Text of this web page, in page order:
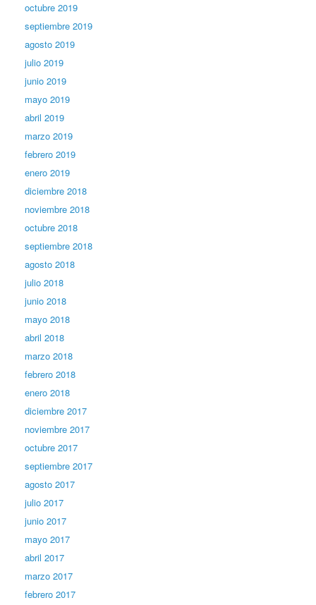
octubre 2019
septiembre 2019
agosto 2019
julio 2019
junio 2019
mayo 2019
abril 2019
marzo 2019
febrero 2019
enero 2019
diciembre 2018
noviembre 2018
octubre 2018
septiembre 2018
agosto 2018
julio 2018
junio 2018
mayo 2018
abril 2018
marzo 2018
febrero 2018
enero 2018
diciembre 2017
noviembre 2017
octubre 2017
septiembre 2017
agosto 2017
julio 2017
junio 2017
mayo 2017
abril 2017
marzo 2017
febrero 2017